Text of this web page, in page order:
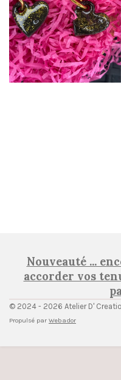
Nouveauté ...
accorder vos
© 2024 - 2026 Atelier D'
Propulsé par Webador